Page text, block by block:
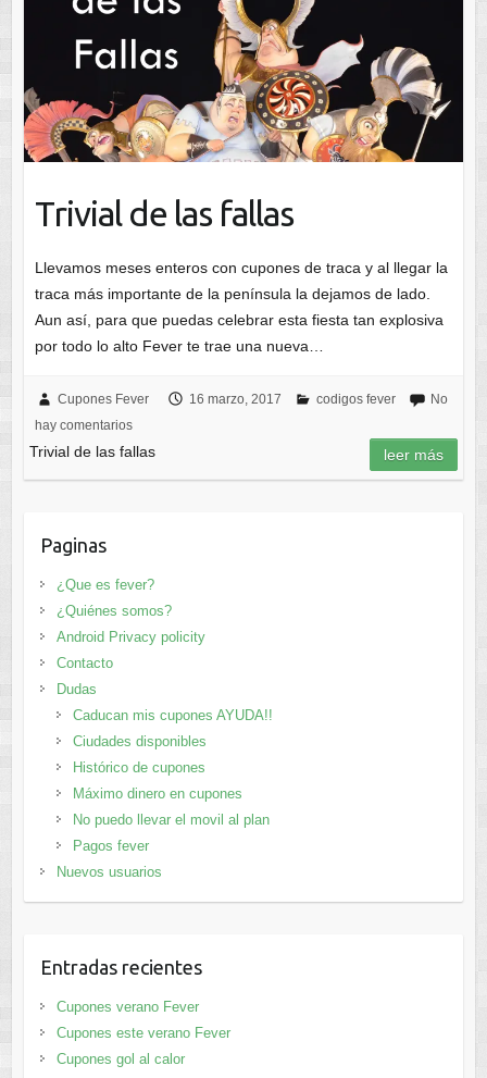
Trivial de las fallas
Llevamos meses enteros con cupones de traca y al llegar la
traca más importante de la península la dejamos de lado.
Aun así, para que puedas celebrar esta fiesta tan explosiva
por todo lo alto Fever te trae una nueva…
Cupones Fever 16 marzo, 2017 codigos fever
No
hay comentarios
Trivial de las fallas leer más
Paginas
¿Que es fever?
¿Quiénes somos?
Android Privacy policity
Contacto
Dudas
Caducan mis cupones AYUDA!!
Ciudades disponibles
Histórico de cupones
Máximo dinero en cupones
No puedo llevar el movil al plan
Pagos fever
Nuevos usuarios
Entradas recientes
Cupones verano Fever
Cupones este verano Fever
Cupones gol al calor